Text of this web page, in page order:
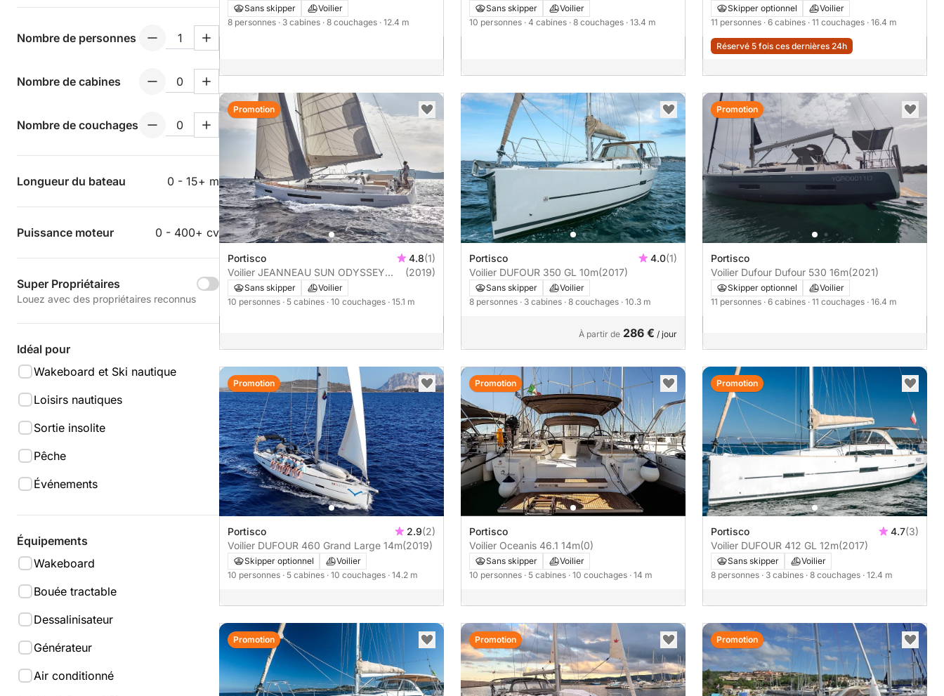
Nombre de personnes
Nombre de cabines
Nombre de couchages
Longueur du bateau 0 - 15+ m
Puissance moteur 0 - 400+ cv
Super Propriétaires
Louez avec des propriétaires reconnus
Idéal pour
Wakeboard et Ski nautique
Loisirs nautiques
Sortie insolite
Pêche
Événements
Équipements
Wakeboard
Bouée tractable
Dessalinisateur
Générateur
Air conditionné
Sans skipper
Voilier
8 personnes · 3 cabines · 8 couchages · 12.4 m
440 13m
Sans skipper
Voilier
10 personnes · 4 cabines · 8 couchages · 13.4 m
Skipper optionnel
Voilier
11 personnes · 6 cabines · 11 couchages · 16.4 m
Réservé 5 fois ces dernières 24h
Portisco 4.8(1)
Voilier JEANNEAU SUN ODYSSEY
490 15m
(2019)
Sans skipper
Voilier
10 personnes · 5 cabines · 10 couchages · 15.1 m
Promotion
Portisco 4.0(1)
Voilier DUFOUR 350 GL 10m(2017)
Sans skipper
Voilier
8 personnes · 3 cabines · 8 couchages · 10.3 m
À partir de 286 € / jour
Portisco
Voilier Dufour Dufour 530 16m(2021)
Skipper optionnel
Voilier
11 personnes · 6 cabines · 11 couchages · 16.4 m
Promotion
Portisco 2.9(2)
Voilier DUFOUR 460 Grand Large 14m(2019)
Skipper optionnel
Voilier
10 personnes · 5 cabines · 10 couchages · 14.2 m
Promotion
Portisco
Voilier Oceanis 46.1 14m(0)
Sans skipper
Voilier
10 personnes · 5 cabines · 10 couchages · 14 m
Promotion
Portisco 4.7(3)
Voilier DUFOUR 412 GL 12m(2017)
Sans skipper
Voilier
8 personnes · 3 cabines · 8 couchages · 12.4 m
Promotion
Promotion Promotion Promotion